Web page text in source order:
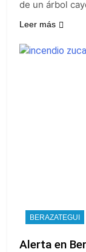
de un árbol
Leer más
BERAZATEGUI
Alerta en